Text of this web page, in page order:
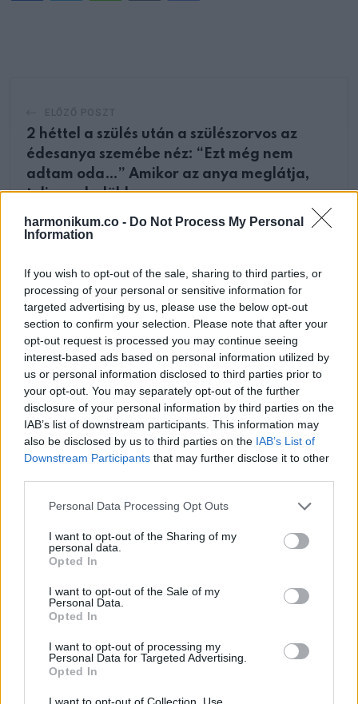
harmonikum.co - Do Not Process My Personal
Information
If you wish to opt-out of the sale, sharing to third parties, or
processing of your personal or sensitive information for
targeted advertising by us, please use the below opt-out
section to confirm your selection. Please note that after your
opt-out request is processed you may continue seeing
interest-based ads based on personal information utilized by
us or personal information disclosed to third parties prior to
your opt-out. You may separately opt-out of the further
disclosure of your personal information by third parties on the
IAB’s list of downstream participants. This information may
also be disclosed by us to third parties on the IAB’s List of
Downstream Participants that may further disclose it to other
Please note that this website/app uses one or more Google
not limited to your visit or usage behaviour. You may click to
grant or deny consent to Google and its third-party tags to
use your data for below specified purposes in below Google
consent section.
Personal Data Processing Opt Outs
I want to opt-out of the Sharing of my
personal data.
Opted In
I want to opt-out of the Sale of my
Personal Data.
Opted In
I want to opt-out of processing my
Personal Data for Targeted Advertising.
Opted In
I want to opt-out of Collection, Use,
2 héttel a szülés után a szülészorvos az
édesanya szemébe néz: “Ezt még nem
adtam oda…” Amikor az anya meglátja,
teljesen ledöbben
KÖVETKEZŐ POSZT
Három professzor megbeszéli, hogy
kimennek a nudista strandra
További bejegyzések